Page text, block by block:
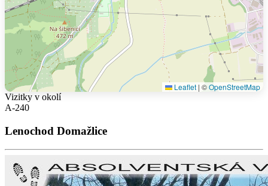
Leaflet | ©OpenStreetMap
Vizitky v okolí
A-240
Lenochod Domažlice